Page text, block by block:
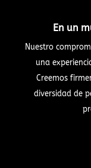
En un
Nuestro
una
Creemos
diversidad de